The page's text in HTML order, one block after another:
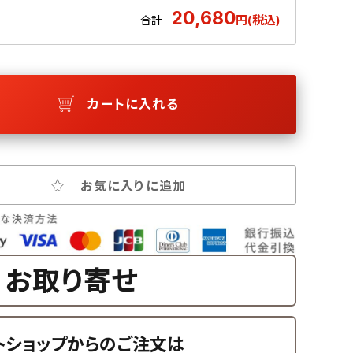
合計 20,680円(税込)
カートに入れる
お気に入りに追加
お取り寄せ
ショップからのご注文は